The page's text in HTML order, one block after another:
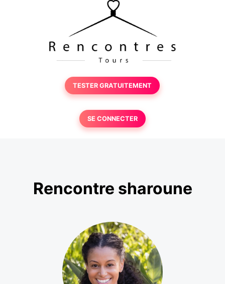
TESTER GRATUITEMENT
SE CONNECTER
Rencontre sharoune